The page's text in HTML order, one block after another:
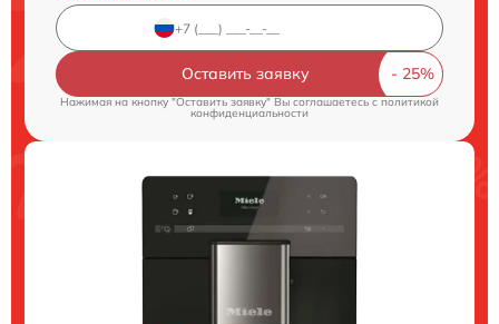
Оставить заявку
Нажимая на кнопку "Оставить заявку" Вы соглашаетесь cполитикой
конфиденциальности